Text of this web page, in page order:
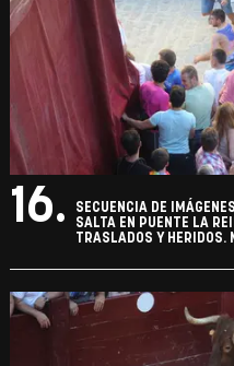
16.
SECUENCIA DE
SALTA EN PUENTE LA
TRASLADOS Y